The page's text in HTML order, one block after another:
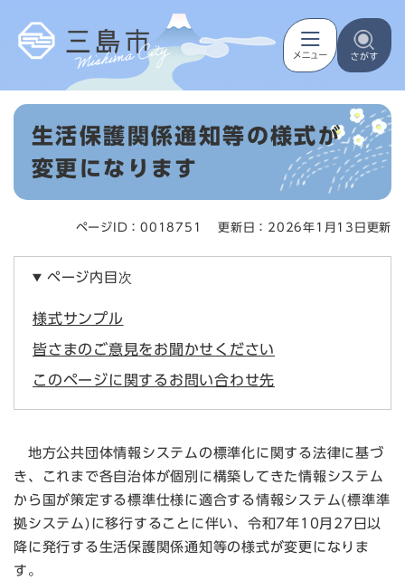
メニューを飛ばして本文へ
本
生活保護関係通知等の様式が
変更になります
ページID：0018751 更新日：2026年1月13日更新
ページ内目次
様式サンプル
皆さまのご意見をお聞かせください
このページに関するお問い合わせ先
地方公共団体情報システムの標準化に関する法律に基づ
き、これまで各自治体が個別に構築してきた情報システム
から国が策定する標準仕様に適合する情報システム(標準準
拠システム)に移行することに伴い、令和7年10月27日以
降に発行する生活保護関係通知等の様式が変更になりま
す。